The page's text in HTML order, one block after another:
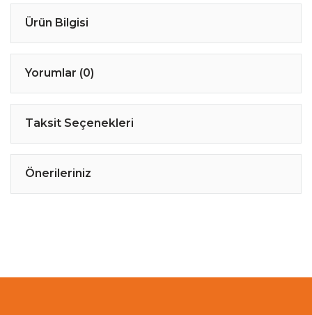
Ürün Bilgisi
Yorumlar (0)
Taksit Seçenekleri
Önerileriniz